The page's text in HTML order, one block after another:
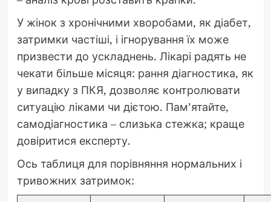
У жінок з хронічними хворобами, як діабет,
затримки частіші, і ігнорування їх може
призвести до ускладнень. Лікарі радять не
чекати більше місяця: рання діагностика, як
у випадку з ПКЯ, дозволяє контролювати
ситуацію ліками чи дієтою. Пам’ятайте,
самодіагностика – слизька стежка; краще
довіритися експерту.
Ось таблиця для порівняння нормальних і
тривожних затримок: